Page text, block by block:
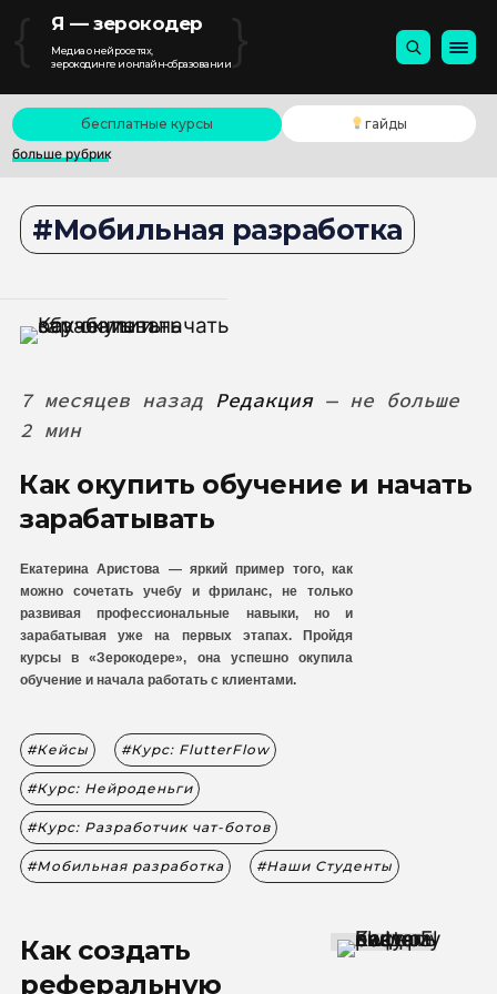
{ Я — зерокодер
Медиа о нейросетях,
зерокодинге и онлайн-образовании}
бесплатные курсы
гайды
больше рубрик
Мобильная разработка
7 месяцев назад Редакция — не больше
2 мин
Как окупить обучение и начать
зарабатывать
Екатерина Аристова — яркий пример того, как
можно сочетать учебу и фриланс, не только
развивая профессиональные навыки, но и
зарабатывая уже на первых этапах. Пройдя
курсы в «Зерокодере», она успешно окупила
обучение и начала работать с клиентами.
Кейсы Курс: FlutterFlow
Курс: Нейроденьги
Курс: Разработчик чат-ботов
Мобильная разработка Наши Студенты
Как создать
реферальную